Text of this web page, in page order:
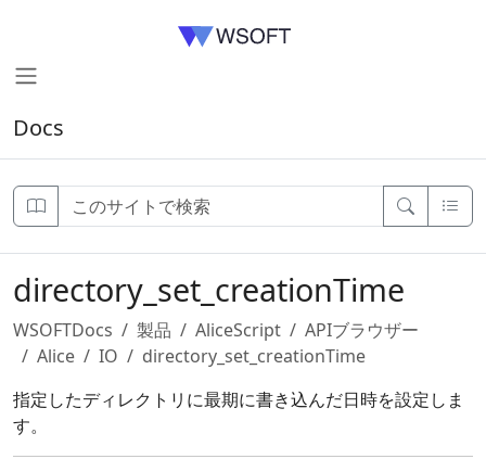
Docs
directory_set_creationTime
WSOFTDocs 製品 AliceScript
APIブラウザー
Alice
IO
directory_set_creationTime
指定したディレクトリに最期に書き込んだ日時を設定しま
す。